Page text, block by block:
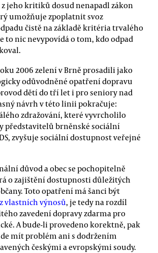
jeho kritiků dosud nenapadl zákon
umožňuje zpoplatnit svoz
čistě na základě kritéria trvalého
to nic nevypovídá o tom, kdo odpad
2006 zelení v Brně prosadili jako
odůvodněné opatření dopravu
dětí do tří let i pro seniory nad
návrh v této linii pokračuje:
zdražování, které vyvrcholilo
představitelů brněnské sociální
zvyšuje sociální dostupnost veřejné
důvod a obec se pochopitelně
o zajištění dostupnosti důležitých
Toto opatření má šanci být
vlastních výnosů, je tedy na rozdíl
zavedení dopravy zdarma pro
A bude-li provedeno korektně, pak
mít problém ani s dodržením
českými a evropskými soudy.